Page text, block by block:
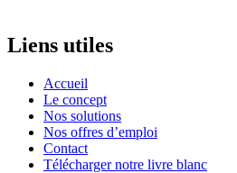
Liens utiles
Accueil
Le concept
Nos solutions
Nos offres d’emploi
Contact
Télécharger notre livre blanc